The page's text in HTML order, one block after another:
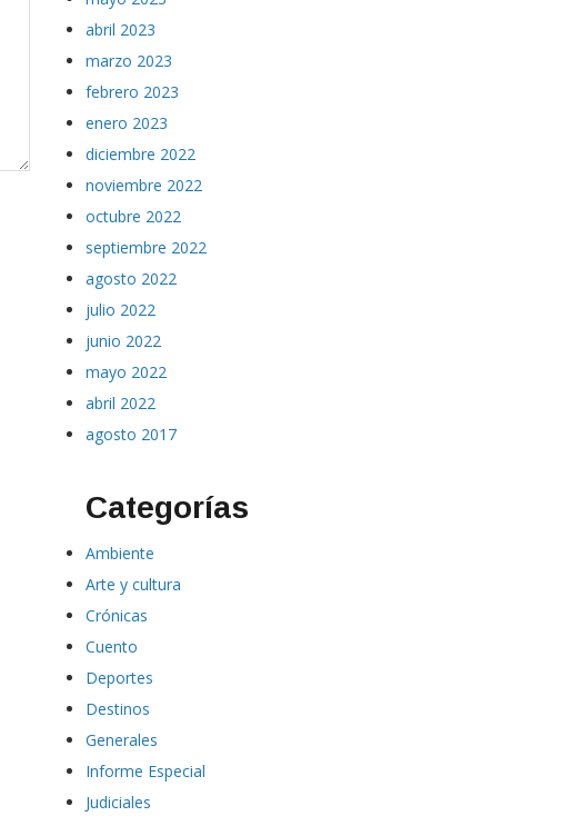
abril 2023
marzo 2023
febrero 2023
enero 2023
diciembre 2022
noviembre 2022
octubre 2022
septiembre 2022
agosto 2022
julio 2022
junio 2022
mayo 2022
abril 2022
agosto 2017
Categorías
Ambiente
Arte y cultura
Crónicas
Cuento
Deportes
Destinos
Generales
Informe Especial
Judiciales